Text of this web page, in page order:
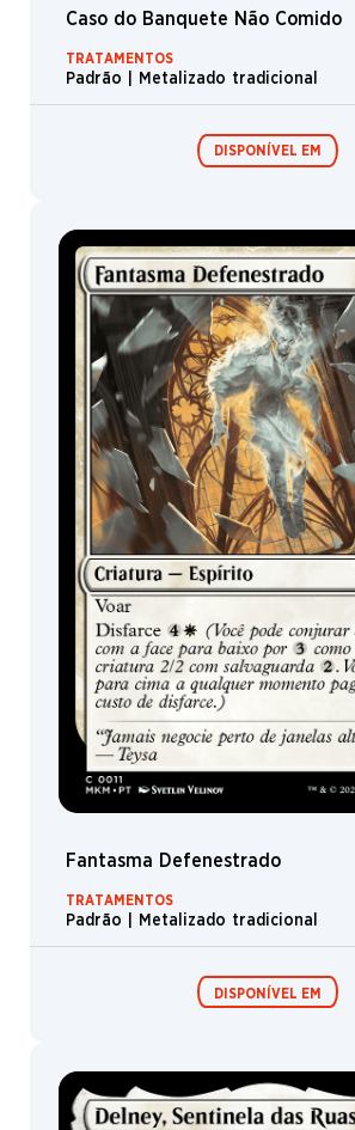
Caso do Banquete Não Comido
TRATAMENTOS
Padrão | Metalizado tradicional
DISPONÍVEL EM
Expositor de
Booster /
Boosters de
Jogo
Pacotes
Fantasma Defenestrado
TRATAMENTOS
Padrão | Metalizado tradicional
DISPONÍVEL EM
Expositor de
Pacotes